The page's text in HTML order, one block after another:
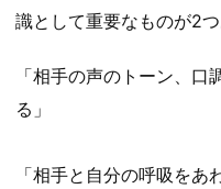
識として重要なものが2つ
「相手の声のトーン、
る」
「相手と自分の呼吸をあ